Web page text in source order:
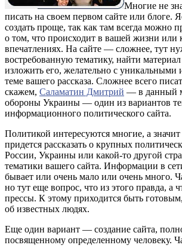
Многие не
писать на своем первом сайте или блоге.
создать проще, так как там всегда можно
о том, что происходит в вашей жизни или
впечатлениях. На сайте — сложнее, тут
востребованную тематику, найти
изложить его, желательно с уникальными
теме вашего рассказа. Сложнее всего
скажем, Саламатин Дмитрий — в данный
обороны Украины — один из вариантов
информационного политического сайта.
Политикой интересуются многие, а значит
придется рассказать о крупных
России, Украины или какой-то другой
тематики вашего сайта. Информации в
бывает или очень мало или очень много.
но тут еще вопрос, что из этого правда,
прессы. К этому приходится быть
об известных людях.
Еще один вариант — создание сайта,
посвященному определенному человеку.